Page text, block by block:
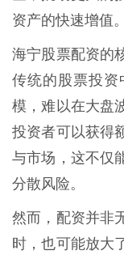
资产的快速增值。
海宁股票配资的
传统的股票投
模，难以在大盘
投资者可以获得
与市场，这不仅
分散风险。
然而，配资并非
时，也可能放大